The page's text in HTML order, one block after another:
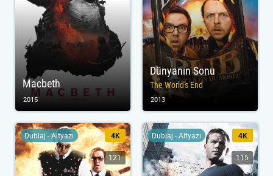
Macbeth
2015
Dünyanın Sonu
The World's End
2013
Dublaj - Altyazı 4K
121
Dublaj - Altyazı 4K
115